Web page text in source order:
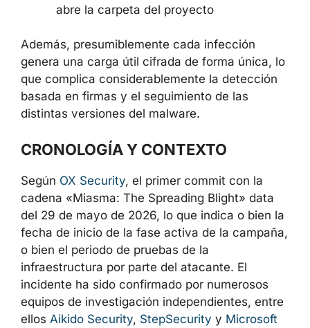
"runOn": "folderOpen"para proyectos
su ejecución automática cada vez que
se abre la carpeta del proyecto
Además, presumiblemente cada infección
genera una carga útil cifrada de forma única,
detección basada en firmas y el seguimiento
CRONOLOGÍA Y CONTEXTO
SegúnOX Security, el primer commit con la
cadena «Miasma: The Spreading Blight» data
del 29 de mayo de 2026, lo que indica o bien
la fecha de inicio de la fase activa de la
campaña, o bien el periodo de pruebas de la
infraestructura por parte del atacante. El